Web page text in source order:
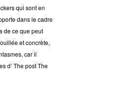
qui sont en
dans le cadre
de ce que peut
et concrète,
car il
d’ The post The